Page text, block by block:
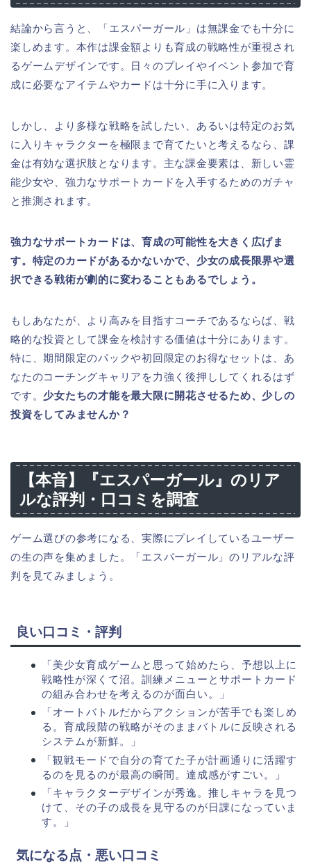
結論から言うと、「エスパーガール」は無課金でも十分に
楽しめます。本作は課金額よりも育成の戦略性が重視され
るゲームデザインです。日々のプレイやイベント参加で育
成に必要なアイテムやカードは十分に手に入ります。
しかし、より多様な戦略を試したい、あるいは特定のお気
に入りキャラクターを極限まで育てたいと考えるなら、課
金は有効な選択肢となります。主な課金要素は、新しい霊
能少女や、強力なサポートカードを入手するためのガチャ
と推測されます。
強力なサポートカードは、育成の可能性を大きく広げま
す。特定のカードがあるかないかで、少女の成長限界や選
択できる戦術が劇的に変わることもあるでしょう。
もしあなたが、より高みを目指すコーチであるならば、戦
略的な投資として課金を検討する価値は十分にあります。
特に、期間限定のパックや初回限定のお得なセットは、あ
なたのコーチングキャリアを力強く後押ししてくれるはず
です。少女たちの才能を最大限に開花させるため、少しの
投資をしてみませんか？
【本音】『エスパーガール』のリア
ルな評判・口コミを調査
ゲーム選びの参考になる、実際にプレイしているユーザー
の生の声を集めました。「エスパーガール」のリアルな評
判を見てみましょう。
良い口コミ・評判
「美少女育成ゲームと思って始めたら、予想以上に
戦略性が深くて沼。訓練メニューとサポートカード
の組み合わせを考えるのが面白い。」
「オートバトルだからアクションが苦手でも楽しめ
る。育成段階の戦略がそのままバトルに反映される
システムが新鮮。」
「観戦モードで自分の育てた子が計画通りに活躍す
るのを見るのが最高の瞬間。達成感がすごい。」
「キャラクターデザインが秀逸。推しキャラを見つ
けて、その子の成長を見守るのが日課になっていま
す。」
気になる点・悪い口コミ